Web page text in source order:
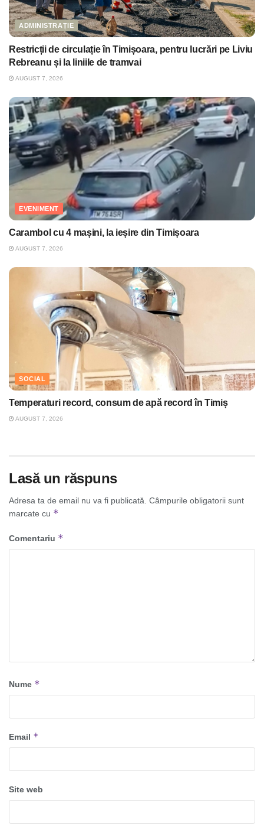
ADMINISTRAȚIE
Restricții de circulație în Timișoara, pentru lucrări pe Liviu
Rebreanu și la liniile de tramvai
AUGUST 7, 2026
EVENIMENT
Carambol cu 4 mașini, la ieșire din Timișoara
AUGUST 7, 2026
SOCIAL
Temperaturi record, consum de apă record în Timiș
AUGUST 7, 2026
Lasă un răspuns
Adresa ta de email nu va fi publicată. Câmpurile obligatorii sunt
marcate cu *
Comentariu *
Nume *
Email *
Site web